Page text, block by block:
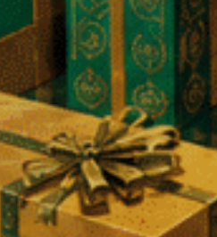
Gel Forte + com
de CBD
€